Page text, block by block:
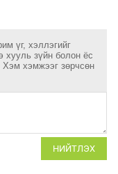
үг, хэллэгийг
хууль зүйн болон ёс
Хэм хэмжээг зөрчсөн
НИЙТЛЭХ